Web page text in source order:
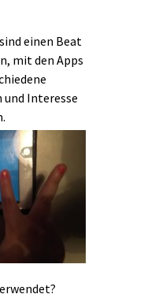
einen Beat
mit den Apps
und Interesse